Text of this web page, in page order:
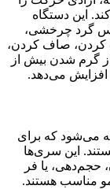
این دستگاه
گرد چرخشی،
کردن، صاف کردن،
و حالت‌دهی مو را فراهم می‌کند. فناوری PTC از گرم شدن بیش از
افزایش می‌دهد.
می‌شود که برای
این سری‌ها
حجم‌دهی، یا فر
مو مناسب هستند.